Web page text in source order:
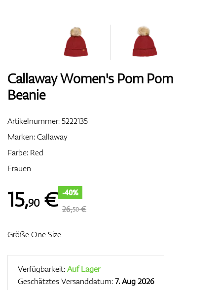
Entfernungsmesser & GPS
Callaway Women's Pom Pom
Beanie
Artikelnummer:5222135
Marken:Callaway
Farbe: Red
Frauen
15,90€ -40%
26,50€
Größe One Size
Verfügbarkeit:Auf Lager
Geschätztes Versanddatum:7. Aug 2026